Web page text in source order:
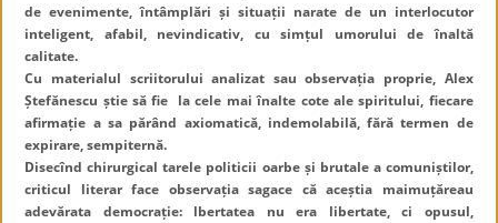
de evenimente, întâmplări și situații narate de un interlocutor
inteligent, afabil, nevindicativ, cu simțul umorului de înaltă
calitate.
Cu materialul scriitorului analizat sau observația proprie, Alex
Ștefănescu știe să fie la cele mai înalte cote ale spiritului, fiecare
afirmație a sa părând axiomatică, indemolabilă, fără termen de
expirare, sempiternă.
Disecînd chirurgical tarele politicii oarbe și brutale a comuniștilor,
criticul literar face observația sagace că aceștia maimuțăreau
adevărata democrație: lbertatea nu era libertate, ci opusul,